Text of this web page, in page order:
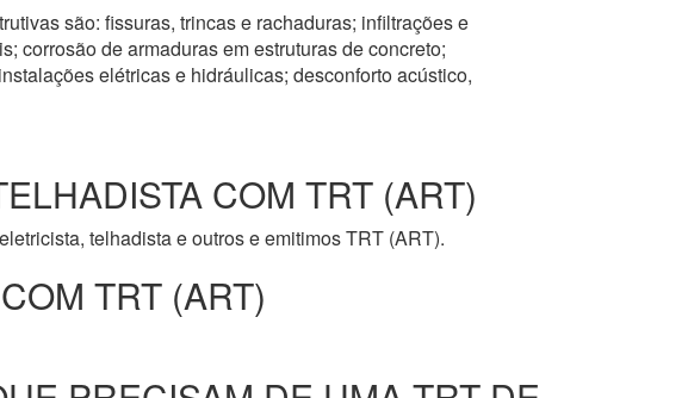
são: fissuras, trincas e rachaduras; infiltrações e
corrosão de armaduras em estruturas de concreto;
elétricas e hidráulicas; desconforto acústico,
COM TRT (ART)
telhadista e outros e emitimos TRT (ART).
TRT (ART)